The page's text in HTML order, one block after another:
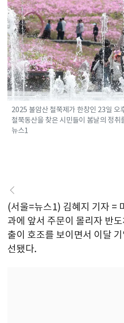
2025 불암산 철쭉제가 한창인 23일 오
철쭉동산을 찾은 시민들이 봄날의 정
뉴스1
(서울=뉴스1) 김혜지 기자 =
과에 앞서 주문이 몰리자 반
출이 호조를 보이면서 이달
선됐다.